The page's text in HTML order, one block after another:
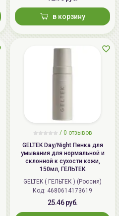
в корзину
/ 0 отзывов
GELTEK Day/Night Пенка для
умывания для нормальной и
склонной к сухости кожи,
150мл, ГЕЛЬТЕК
GELTEK ( ГЕЛЬТЕК ) (Россия)
Код: 4680614173619
25.46 руб.